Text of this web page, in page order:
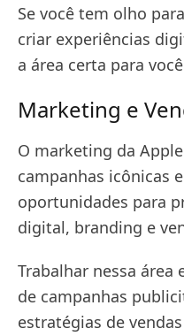
Se você tem olho
criar experiências
a área certa para
Marketing e
O marketing da
campanhas icônicas
oportunidades para
digital, branding e
Trabalhar nessa área
de campanhas
estratégias de